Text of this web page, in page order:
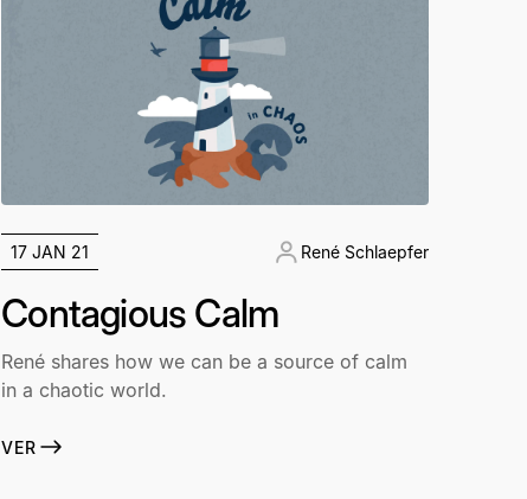
17 JAN 21 René Schlaepfer
Contagious Calm
René shares how we can be a source of calm
in a chaotic world.
VER